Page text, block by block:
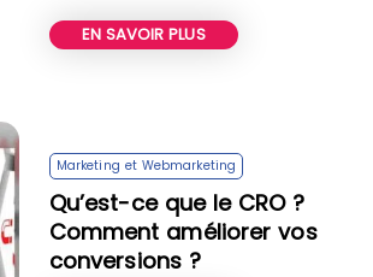
EN SAVOIR PLUS
Marketing et Webmarketing
Qu’est-ce que le CRO ?
Comment améliorer vos
conversions ?